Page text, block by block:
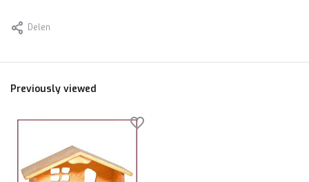
Delen
Previously viewed